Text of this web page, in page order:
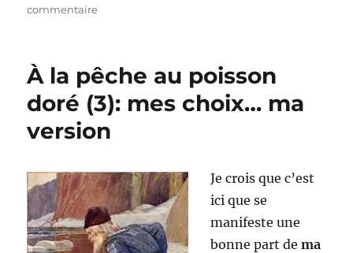
commentairesur
pas
cette
fois-
ci
À la pêche au poisson
doré (3): mes choix… ma
version
Je crois que c’est
ici que se
manifeste une
bonne part dema